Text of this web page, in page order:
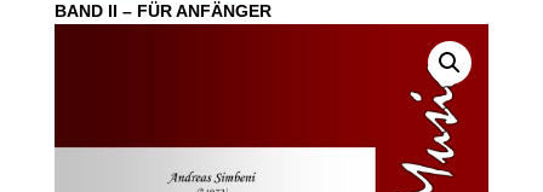
BAND II – FÜR ANFÄNGER